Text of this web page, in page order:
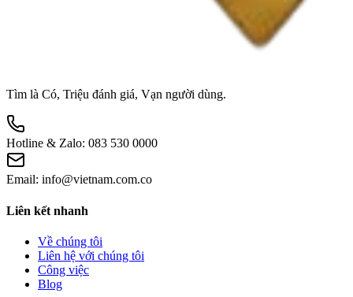
Tìm là Có, Triệu đánh giá, Vạn người dùng.
Hotline & Zalo: 083 530 0000
Email: info@vietnam.com.co
Liên kết nhanh
Về chúng tôi
Liên hệ với chúng tôi
Công việc
Blog